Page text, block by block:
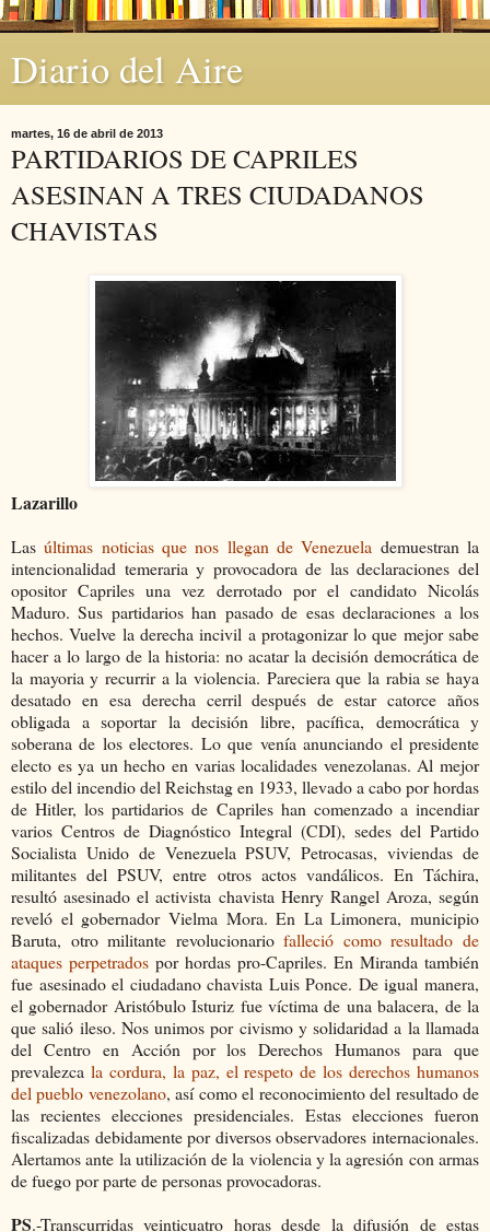
Diario del Aire
martes, 16 de abril de 2013
PARTIDARIOS DE CAPRILES
ASESINAN A TRES CIUDADANOS
CHAVISTAS
Lazarillo
Lasúltimas noticias que nos llegan de Venezuela demuestran la
intencionalidad temeraria y provocadora de las declaraciones del
opositor Capriles una vez derrotado por el candidato Nicolás
Maduro. Sus partidarios han pasado de esas declaraciones a los
hechos. Vuelve la derecha incivil a protagonizar lo que mejor sabe
hacer a lo largo de la historia: no acatar la decisión democrática de
la mayoria y recurrir a la violencia. Pareciera que la rabia se haya
desatado en esa derecha cerril después de estar catorce años
obligada a soportar la decisión libre, pacífica, democrática y
soberana de los electores. Lo que venía anunciando el presidente
electo es ya un hecho en varias localidades venezolanas. Al mejor
estilo del incendio del Reichstag en 1933, llevado a cabo por hordas
de Hitler, los partidarios de Capriles han comenzado a incendiar
varios Centros de Diagnóstico Integral (CDI), sedes del Partido
Socialista Unido de Venezuela PSUV, Petrocasas, viviendas de
militantes del PSUV, entre otros actos vandálicos. En Táchira,
resultó asesinado el activista chavista Henry Rangel Aroza, según
reveló el gobernador Vielma Mora. En La Limonera, municipio
Baruta, otro militante revolucionariofalleció como resultado de
ataques perpetrados por hordas pro-Capriles. En Miranda también
fue asesinado el ciudadano chavista Luis Ponce. De igual manera,
el gobernador Aristóbulo Isturiz fue víctima de una balacera, de la
que salió ileso. Nos unimos por civismo y solidaridad a la llamada
del Centro en Acción por los Derechos Humanos para que
prevalezca la cordura, la paz, el respeto de los derechos humanos
del pueblo venezolano, así como el reconocimiento del resultado de
las recientes elecciones presidenciales. Estas elecciones fueron
fiscalizadas debidamente por diversos observadores internacionales.
Alertamos ante la utilización de la violencia y la agresión con armas
de fuego por parte de personas provocadoras.
PS.-Transcurridas veinticuatro horas desde la difusión de estas